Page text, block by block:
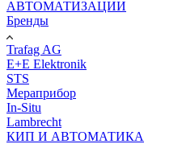
АВТОМАТИЗАЦИИ
Бренды
Trafag AG
E+E Elektronik
STS
Мераприбор
In-Situ
Lambrecht
КИП И АВТОМАТИКА